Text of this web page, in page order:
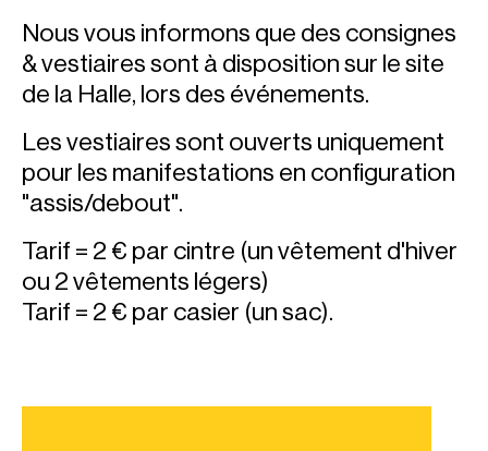
Nous vous informons que des consignes
& vestiaires sont à disposition sur le site
de la Halle, lors des événements.
Les vestiaires sont ouverts uniquement
pour les manifestations en configuration
"assis/debout".
Tarif = 2 € par cintre (un vêtement d'hiver
ou 2 vêtements légers)
Tarif = 2 € par casier (un sac).